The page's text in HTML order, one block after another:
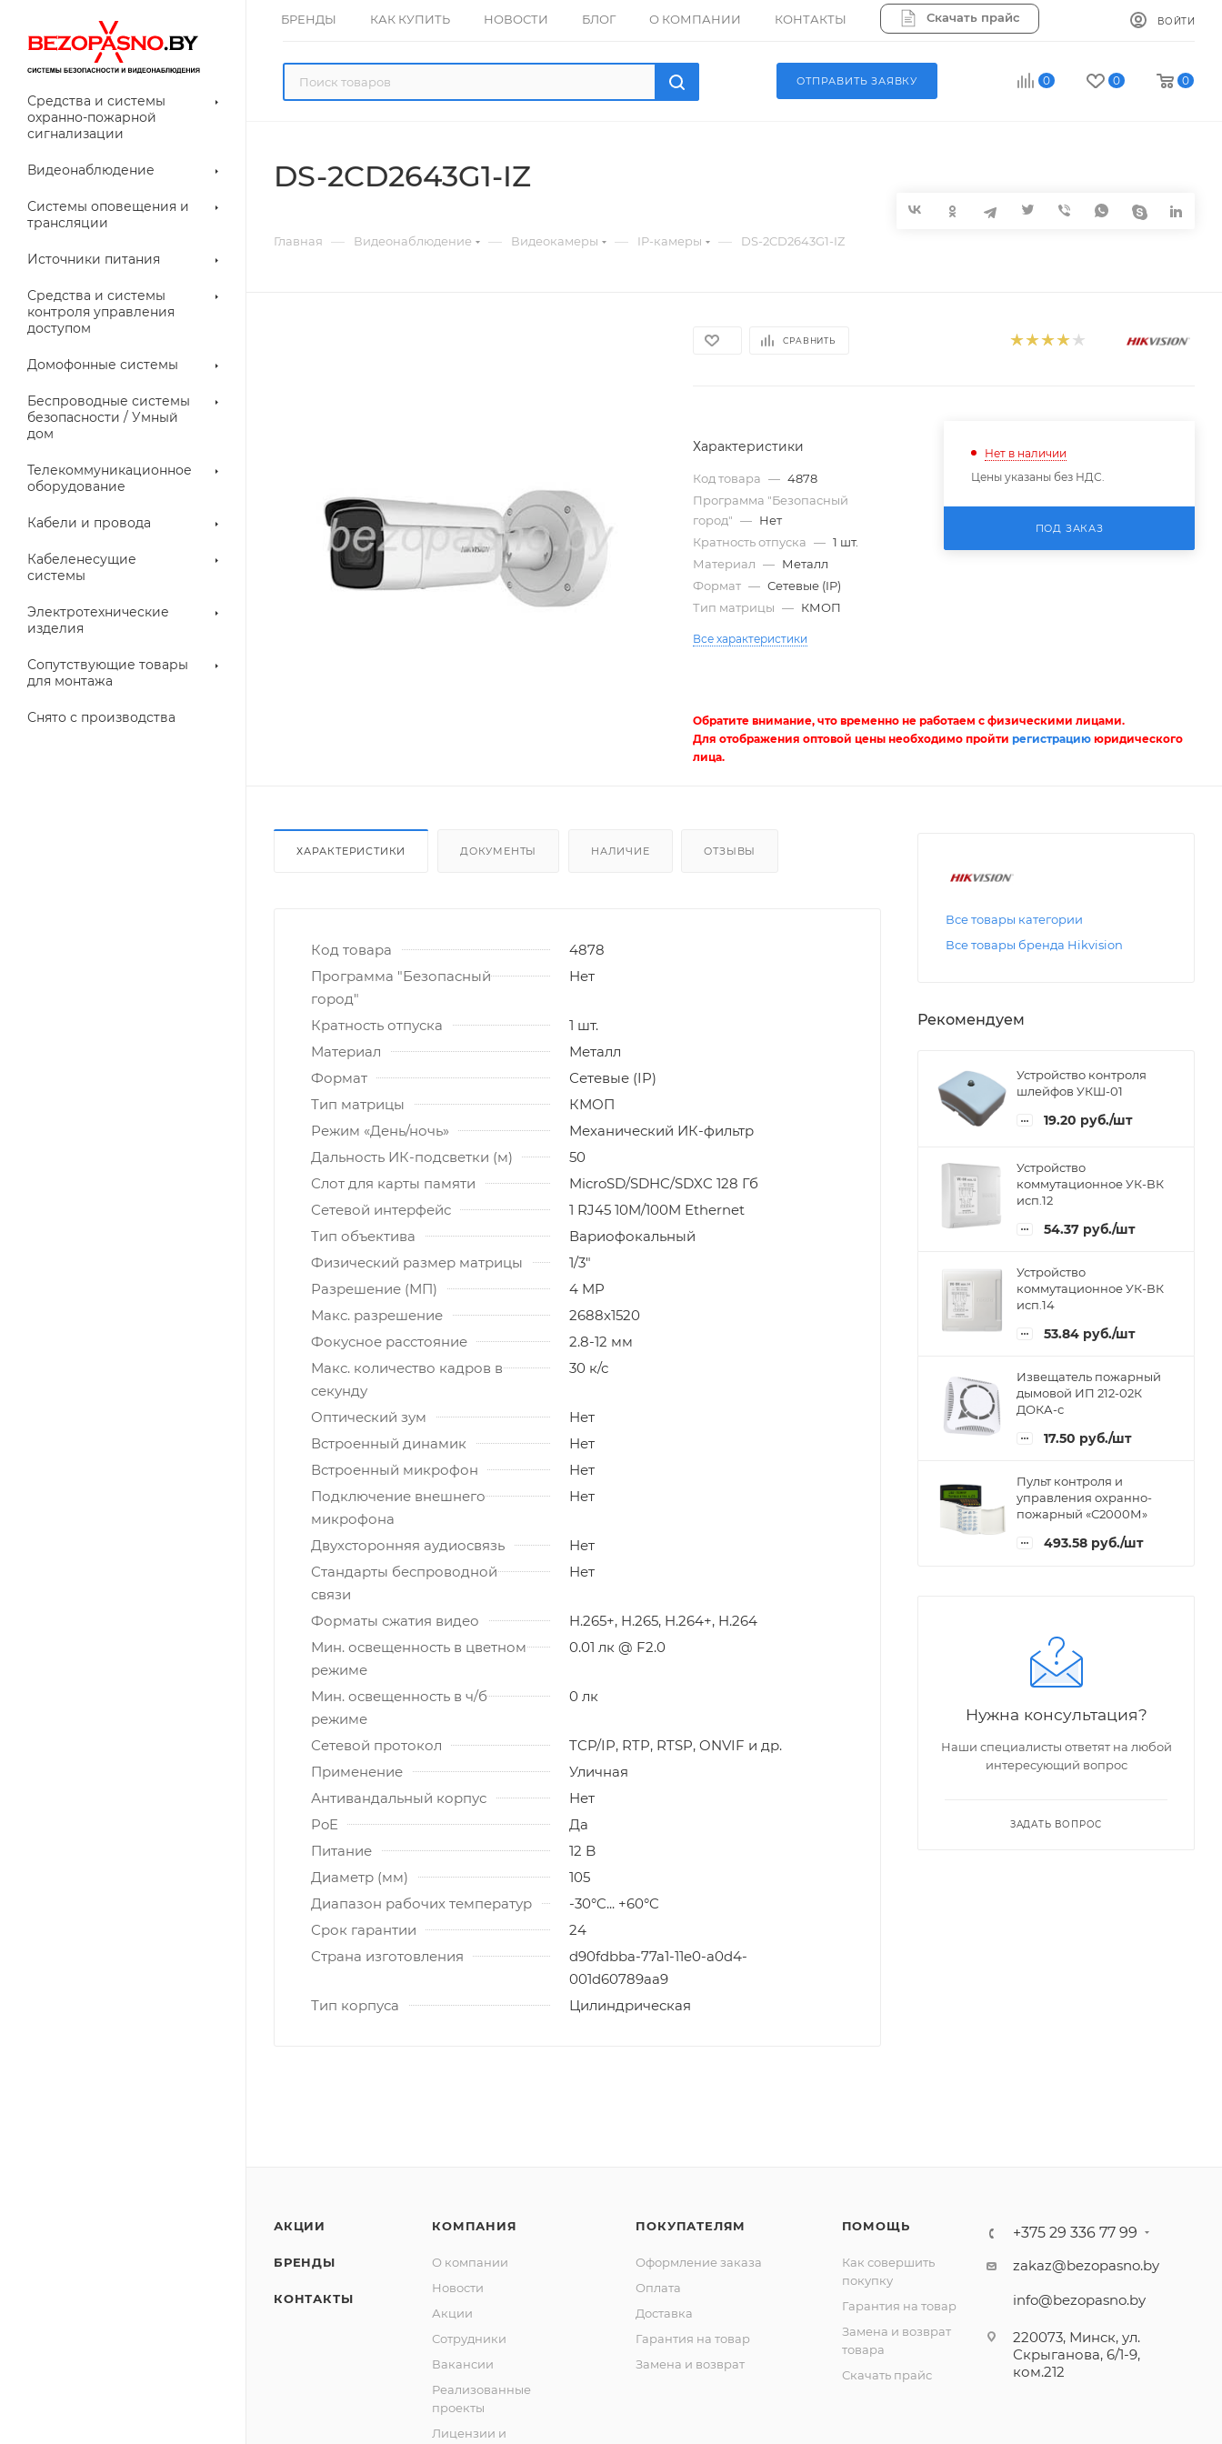
БРЕНДЫ КАК КУПИТЬ НОВОСТИ БЛОГ О КОМПАНИИ КОНТАКТЫ Скачать прайс ВОЙТИ
0 0 0
ОТПРАВИТЬ ЗАЯВКУ
Средства и системы
охранно-пожарной
сигнализации
Видеонаблюдение
для
Системы оповещения и
трансляции
указатели (табло)
Источники питания
Средства и системы
контроля управления
доступом
Домофонные системы
Беспроводные системы
безопасности / Умный
дом
Телекоммуникационное
оборудование
Кабели и провода
Кабеленесущие
системы
Электротехнические
изделия
Сопутствующие товары
для монтажа
Снято с производства
DS-2CD2643G1-IZ
Главная — Видеонаблюдение — Видеокамеры — IP-камеры — DS-2CD2643G1-IZ
СРАВНИТЬ
Характеристики
Код товара — 4878
Программа "Безопасный
город" — Нет
Кратность отпуска — 1 шт.
Материал — Металл
Формат — Сетевые (IP)
Тип матрицы — КМОП
Все характеристики
Нет в наличии
Цены указаны без НДС.
ПОД ЗАКАЗ
Обратите внимание, что временно не работаем с физическими лицами.
Для отображения оптовой цены необходимо пройтирегистрацию юридического
лица.
ХАРАКТЕРИСТИКИ ДОКУМЕНТЫ НАЛИЧИЕ ОТЗЫВЫ
Код товара
4878
Программа "Безопасный
город"
Нет
Кратность отпуска
1 шт.
Материал
Металл
Формат
Сетевые (IP)
Тип матрицы
КМОП
Режим «День/ночь»
Механический ИК-фильтр
Дальность ИК-подсветки (м)
50
Слот для карты памяти
MicroSD/SDHC/SDXC 128 Гб
Сетевой интерфейс
1 RJ45 10M/100M Ethernet
Тип объектива
Вариофокальный
Физический размер матрицы
1/3"
Разрешение (МП)
4 MP
Макс. разрешение
2688x1520
Фокусное расстояние
2.8-12 мм
Макс. количество кадров в
секунду
30 к/с
Оптический зум
Нет
Встроенный динамик
Нет
Встроенный микрофон
Нет
Подключение внешнего
микрофона
Нет
Двухсторонняя аудиосвязь
Нет
Стандарты беспроводной
связи
Нет
Форматы сжатия видео
H.265+, H.265, H.264+, H.264
Мин. освещенность в цветном
режиме
0.01 лк @ F2.0
Мин. освещенность в ч/б
режиме
0 лк
Сетевой протокол
TCP/IP, RTP, RTSP, ONVIF и др.
Применение
Уличная
Антивандальный корпус
Нет
PoE
Да
Питание
12 B
Диаметр (мм)
105
Диапазон рабочих температур
-30°C... +60°C
Срок гарантии
24
Страна изготовления
d90fdbba-77a1-11e0-a0d4-
001d60789aa9
Тип корпуса
Цилиндрическая
Все товары категории
Все товары бренда Hikvision
Рекомендуем
Устройство контроля
шлейфов УКШ-01
19.20 руб./шт
Устройство
коммутационное УК-ВК
исп.12
54.37 руб./шт
Устройство
коммутационное УК-ВК
исп.14
53.84 руб./шт
Извещатель пожарный
дымовой ИП 212-02К
ДОКА-с
17.50 руб./шт
Пульт контроля и
управления охранно-
пожарный «С2000М»
493.58 руб./шт
Нужна консультация?
Наши специалисты ответят на любой
интересующий вопрос
ЗАДАТЬ ВОПРОС
АКЦИИ
БРЕНДЫ
КОНТАКТЫ
КОМПАНИЯ
О компании
Новости
Акции
Сотрудники
Вакансии
Реализованные
проекты
Лицензии и
ПОКУПАТЕЛЯМ
Оформление заказа
Оплата
Доставка
Гарантия на товар
Замена и возврат
ПОМОЩЬ
Как совершить
покупку
Гарантия на товар
Замена и возврат
товара
Скачать прайс
+375 29 336 77 99
zakaz@bezopasno.by
info@bezopasno.by
220073, Минск, ул.
Скрыганова, 6/1-9,
ком.212